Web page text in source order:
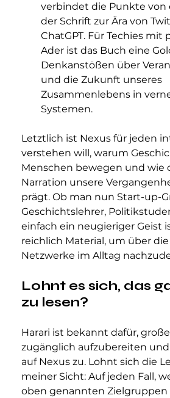
verbindet die Punkte von
der Schrift zur Ära von
ChatGPT. Für Techies mit
Ader ist das Buch eine
Denkanstößen über
und die Zukunft unseres
Zusammenlebens in
Systemen.
Letztlich ist Nexus für jeden
verstehen will, warum
Menschen bewegen und wie
Narration unsere
prägt. Ob man nun Start-up-
Geschichtslehrer,
einfach ein neugieriger Geist
reichlich Material, um über
Netzwerke im Alltag
Lohnt es sich, das
zu lesen?
Harari ist bekannt dafür,
zugänglich aufzubereiten
auf Nexus zu. Lohnt sich die
meiner Sicht: Auf jeden Fall,
oben genannten Zielgruppen